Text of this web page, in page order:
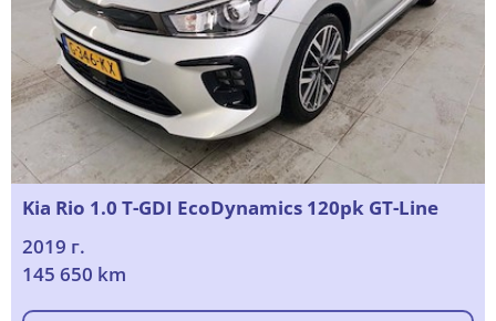
Kia Rio 1.0 T-GDI EcoDynamics 120pk GT-Line
2019 г.
145 650 km